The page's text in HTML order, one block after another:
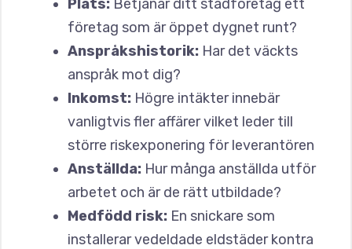
Plats: Betjänar ditt städföretag ett
företag som är öppet dygnet runt?
Anspråkshistorik: Har det väckts
anspråk mot dig?
Inkomst: Högre intäkter innebär
vanligtvis fler affärer vilket leder till
större riskexponering för leverantören
Anställda: Hur många anställda utför
arbetet och är de rätt utbildade?
Medfödd risk: En snickare som
installerar vedeldade eldstäder kontra